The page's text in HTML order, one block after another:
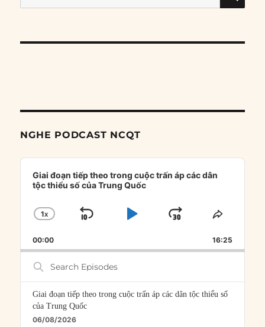
for:
NGHE PODCAST NCQT
Audio
Player
Giai đoạn tiếp theo trong cuộc trấn áp các dân
tộc thiểu số của Trung Quốc
CHANGE
RATE
1X
SKIP
PLAYJUMP
FORWARD
SHARE
00:00 16:25
Search
Episodes
Giai đoạn tiếp theo trong cuộc trấn áp các dân tộc thiểu số
của Trung Quốc
06/08/2026